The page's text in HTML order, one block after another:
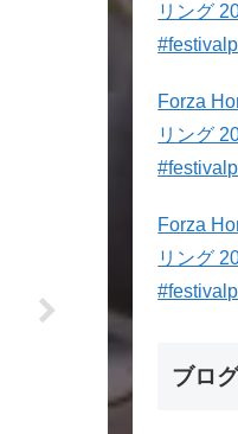
リング
Forza
リング
Forza
リング
ブロ